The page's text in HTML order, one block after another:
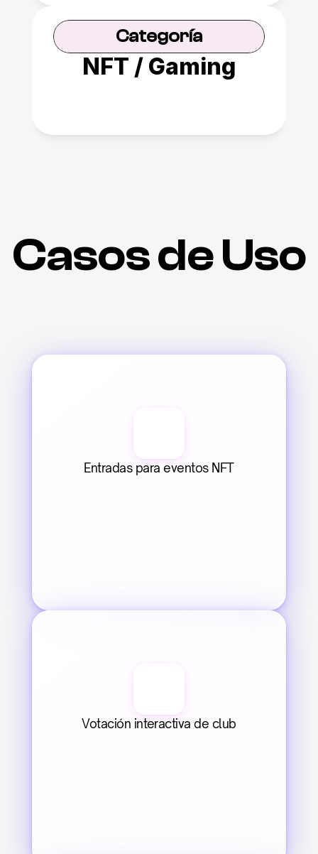
Categoría
NFT / Gaming
Casos de Uso
Entradas para eventos NFT
Votación interactiva de club